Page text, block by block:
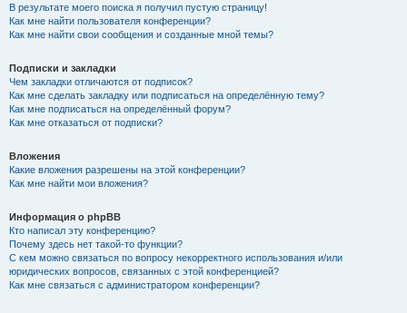
В результате моего поиска я получил пустую страницу!
Как мне найти пользователя конференции?
Как мне найти свои сообщения и созданные мной темы?
Подписки и закладки
Чем закладки отличаются от подписок?
Как мне сделать закладку или подписаться на определённую тему?
Как мне подписаться на определённый форум?
Как мне отказаться от подписки?
Вложения
Какие вложения разрешены на этой конференции?
Как мне найти мои вложения?
Информация о phpBB
Кто написал эту конференцию?
Почему здесь нет такой-то функции?
С кем можно связаться по вопросу некорректного использования и/или
юридических вопросов, связанных с этой конференцией?
Как мне связаться с администратором конференции?